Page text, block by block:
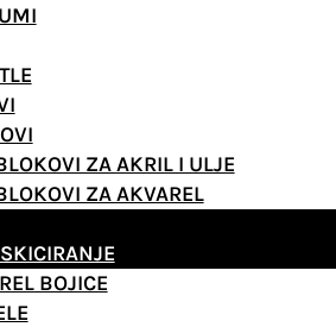
ZA AKRIL I ULJE
ZA AKVAREL
BOJICE